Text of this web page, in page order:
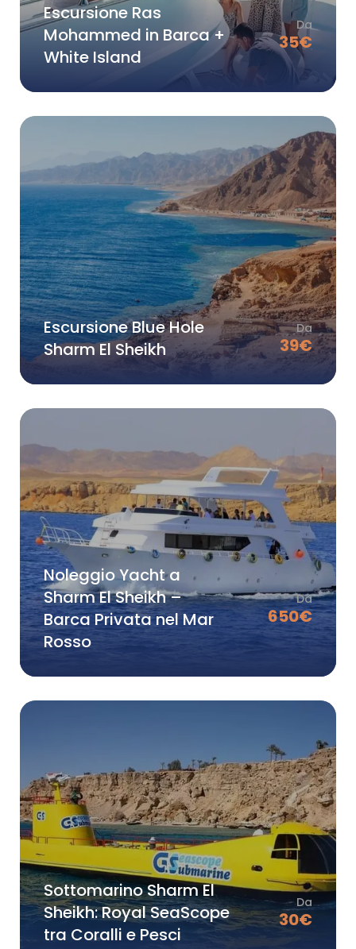
Escursione Ras
Mohammed in Barca +
White Island
Da
35€
Escursione Blue Hole
Sharm El Sheikh
Da
39€
Noleggio Yacht a
Sharm El Sheikh –
Barca Privata nel Mar
Rosso
Da
650€
Sottomarino Sharm El
Sheikh: Royal SeaScope
tra Coralli e Pesci
Da
30€